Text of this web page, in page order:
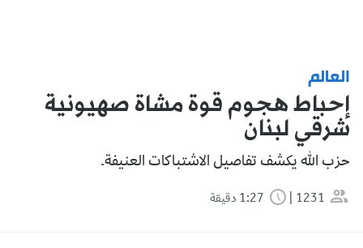
العالم
إحباط هجوم قوة مشاة صهيونية
شرقي لبنان
حزب الله يكشف تفاصيل الاشتباكات العنيفة.
1231